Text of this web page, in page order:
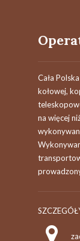
Cała
kołowej,
na więcej